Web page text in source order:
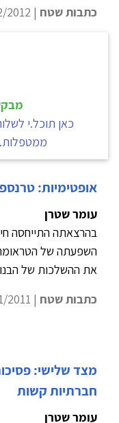
כתבות שטח | 13/2/2012 |
כאן תוכל.י
אופטימיות:
עומר שטרן
בהרצאתה התייחסה
השפעתה של
את ההשלכות של
כתבות שטח | 23/11/2011 |
מצד שלישי:
חברתיות קשות
עומר שטרן